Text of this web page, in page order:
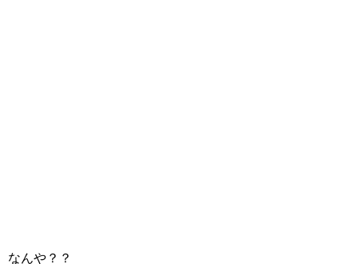
なんや？？